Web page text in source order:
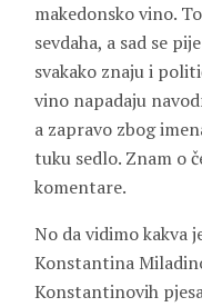
makedonsko vino.
sevdaha, a sad se
svakako znaju i
vino napadaju
a zapravo zbog
tuku sedlo. Znam o
komentare.
No da vidimo kakva
Konstantina
Konstantinovih